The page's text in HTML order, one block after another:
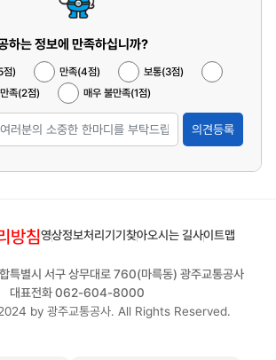
하는 정보에 만족하십니까?
점) 만족(4점)
보통(3점)
족(2점)
매우 불만족(1점)
의견등록
방침영상정보처리기기 찾아오시는 길사이트맵
특별시 서구 상무대로 760(마륵동) 광주교통공사
대표전화 062-604-8000
by 광주교통공사. All Rights Reserved.